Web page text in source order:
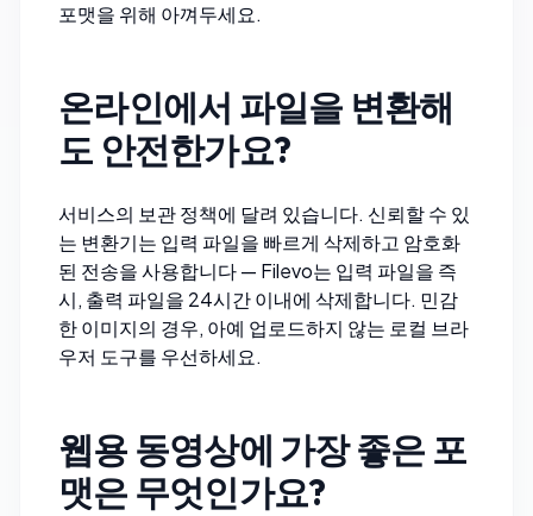
포맷을 위해 아껴두세요.
온라인에서 파일을 변환해
도 안전한가요?
서비스의 보관 정책에 달려 있습니다. 신뢰할 수 있
는 변환기는 입력 파일을 빠르게 삭제하고 암호화
된 전송을 사용합니다 — Filevo는 입력 파일을 즉
시, 출력 파일을 24시간 이내에 삭제합니다. 민감
한 이미지의 경우, 아예 업로드하지 않는 로컬 브라
우저 도구를 우선하세요.
웹용 동영상에 가장 좋은 포
맷은 무엇인가요?